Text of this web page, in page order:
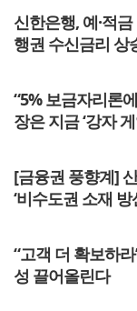
신한은행, 예·적
행권 수신금리 상
“5% 보금자리론
장은 지금 ‘강자
[금융권 풍향계]
‘비수도권 소재 방
“고객 더 확보하
성 끌어올린다